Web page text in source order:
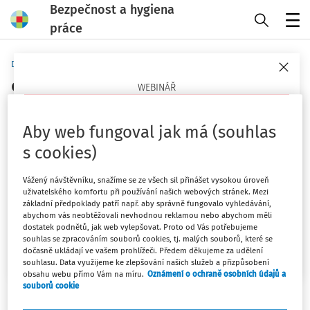
Bezpečnost a hygiena
práce
WEBINÁŘ
Co jsou, proč teď pálí a jak je opřít o právo a praxi
23. 9. 2026
Mgr. Lucie Kyselová
Chci více informací
Domů
opravář zemědělských strojů - strana
Sledovat téma
Počet vyhledaných dokumentů:1
Řadit podle:
Nejnovější Nejstarší
KARTY BOZP
Aby web fungoval jak má (souhlas
s cookies)
Vážený návštěvníku, snažíme se ze všech sil přinášet vysokou úroveň
uživatelského komfortu při používání našich webových stránek. Mezi
základní předpoklady patří např. aby správně fungovalo vyhledávání,
abychom vás neobtěžovali nevhodnou reklamou nebo abychom měli
dostatek podnětů, jak web vylepšovat. Proto od Vás potřebujeme
souhlas se zpracováním souborů cookies, tj. malých souborů, které se
dočasně ukládají ve vašem prohlížeči. Předem děkujeme za udělení
souhlasu. Data využijeme ke zlepšování našich služeb a přizpůsobení
obsahu webu přímo Vám na míru. Oznámení o ochraně osobních údajů a
souborů cookie